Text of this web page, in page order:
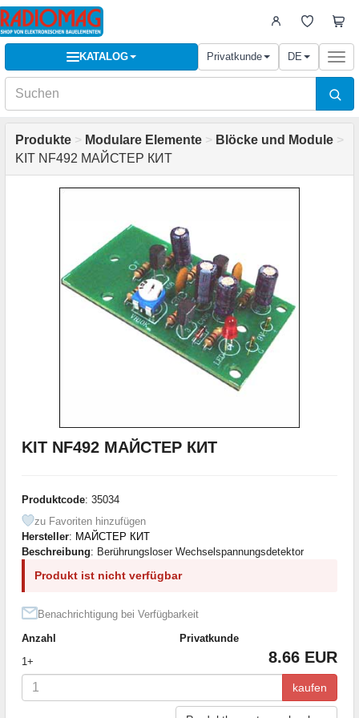
KATALOG Privatkunde DE
Produkte > Modulare Elemente > Blöcke und Module >
KIT NF492 МАЙСТЕР КИТ
KIT NF492 МАЙСТЕР КИТ
Produktcode: 35034
zu Favoriten hinzufügen
Hersteller: МАЙСТЕР КИТ
Beschreibung: Berührungsloser Wechselspannungsdetektor
Produkt ist nicht verfügbar
Benachrichtigung bei Verfügbarkeit
Anzahl
Privatkunde
1+
8.66 EUR
kaufen